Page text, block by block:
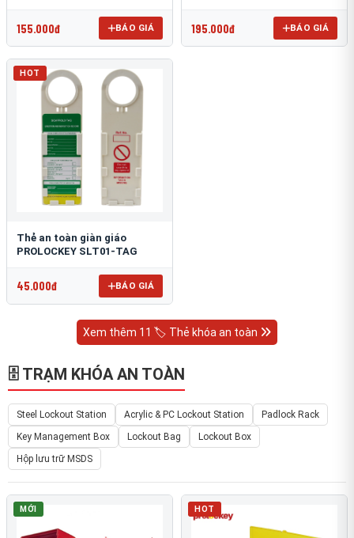
155.000đ BÁO GIÁ 195.000đ BÁO GIÁ
HOT
Thẻ an toàn giàn giáo
PROLOCKEY SLT01-TAG
45.000đ BÁO GIÁ
Xem thêm 11 🏷️ Thẻ khóa an toàn
🗄 TRẠM KHÓA AN TOÀN
Steel Lockout Station Acrylic & PC Lockout Station
Padlock Rack
Key Management Box
Lockout Bag
Lockout Box
Hộp lưu trữ MSDS
MỚI HOT